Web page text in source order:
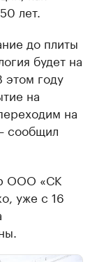
лет.
до плиты
будет на
этом году
на
на
сообщил
ООО «СК
уже с 16